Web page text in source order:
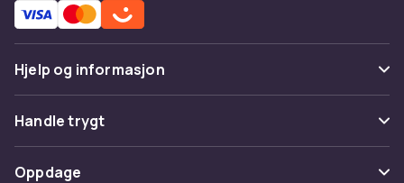
Hjelp og informasjon
Vanlige spørsmål
Spor pakke
Handle trygt
Betaling
Oppdage